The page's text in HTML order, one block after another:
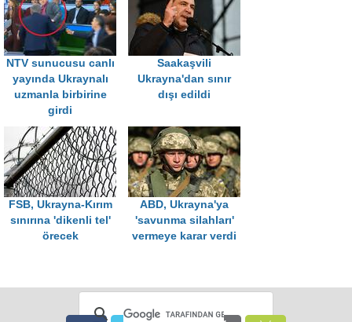
NTV sunucusu canlı
yayında Ukraynalı
uzmanla birbirine
girdi
Saakaşvili
Ukrayna'dan sınır
dışı edildi
FSB, Ukrayna-Kırım
sınırına 'dikenli tel'
örecek
ABD, Ukrayna'ya
'savunma silahları'
vermeye karar verdi